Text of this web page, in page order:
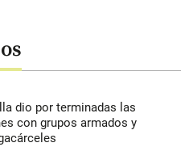
dio por terminadas las
con grupos armados y